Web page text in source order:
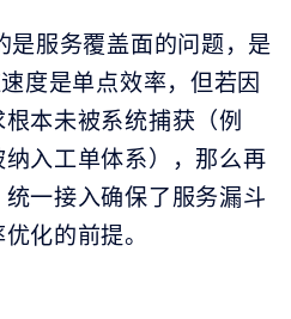
服务覆盖面的问题，是
度是单点效率，但若因
本未被系统捕获（例
入工单体系），那么再
一接入确保了服务漏斗
化的前提。